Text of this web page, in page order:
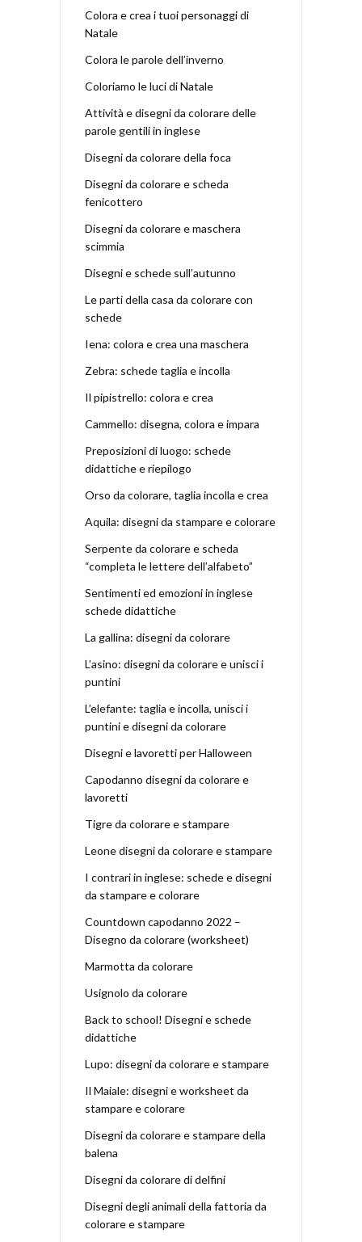
Colora e crea i tuoi personaggi di
Natale
Colora le parole dell’inverno
Coloriamo le luci di Natale
Attività e disegni da colorare delle
parole gentili in inglese
Disegni da colorare della foca
Disegni da colorare e scheda
fenicottero
Disegni da colorare e maschera
scimmia
Disegni e schede sull’autunno
Le parti della casa da colorare con
schede
Iena: colora e crea una maschera
Zebra: schede taglia e incolla
Il pipistrello: colora e crea
Cammello: disegna, colora e impara
Preposizioni di luogo: schede
didattiche e riepilogo
Orso da colorare, taglia incolla e crea
Aquila: disegni da stampare e colorare
Serpente da colorare e scheda
“completa le lettere dell’alfabeto”
Sentimenti ed emozioni in inglese
schede didattiche
La gallina: disegni da colorare
L’asino: disegni da colorare e unisci i
puntini
L’elefante: taglia e incolla, unisci i
puntini e disegni da colorare
Disegni e lavoretti per Halloween
Capodanno disegni da colorare e
lavoretti
Tigre da colorare e stampare
Leone disegni da colorare e stampare
I contrari in inglese: schede e disegni
da stampare e colorare
Countdown capodanno 2022 –
Disegno da colorare (worksheet)
Marmotta da colorare
Usignolo da colorare
Back to school! Disegni e schede
didattiche
Lupo: disegni da colorare e stampare
Il Maiale: disegni e worksheet da
stampare e colorare
Disegni da colorare e stampare della
balena
Disegni da colorare di delfini
Disegni degli animali della fattoria da
colorare e stampare